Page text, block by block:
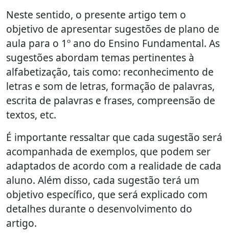
Neste sentido, o presente artigo tem o
objetivo de apresentar sugestões de plano de
aula para o 1º ano do Ensino Fundamental. As
sugestões abordam temas pertinentes à
alfabetização, tais como: reconhecimento de
letras e som de letras, formação de palavras,
escrita de palavras e frases, compreensão de
textos, etc.
É importante ressaltar que cada sugestão será
acompanhada de exemplos, que podem ser
adaptados de acordo com a realidade de cada
aluno. Além disso, cada sugestão terá um
objetivo específico, que será explicado com
detalhes durante o desenvolvimento do
artigo.